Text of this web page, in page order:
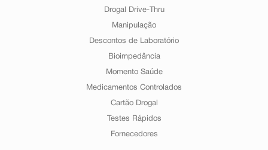
Drogal Drive-Thru
Manipulação
Descontos de Laboratório
Bioimpedância
Momento Saúde
Medicamentos Controlados
Cartão Drogal
Testes Rápidos
Fornecedores